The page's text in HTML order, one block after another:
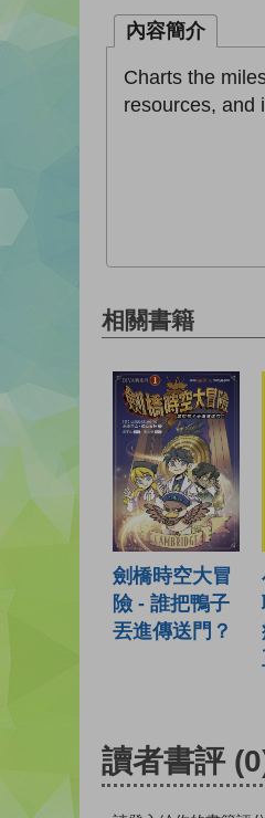
內容簡介
Charts the
resources, and
相關書籍
劍橋時空大冒
險 - 誰把鴨子
丟進傳送門？
讀者書評